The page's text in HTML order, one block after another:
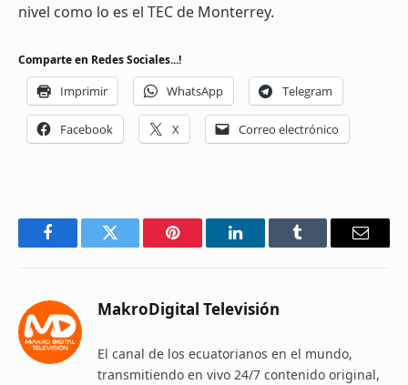
nivel como lo es el TEC de Monterrey.
Comparte en Redes Sociales...!
Imprimir WhatsApp Telegram
Facebook X Correo electrónico
FacebookTwitter Pinterest LinkedInTumblr Email
MakroDigital Televisión
El canal de los ecuatorianos en el mundo,
transmitiendo en vivo 24/7 contenido original,